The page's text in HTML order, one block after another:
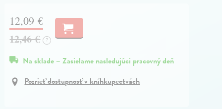
12,09 €
12,46 € ?
Na sklade – Zasielame nasledujúci pracovný deň
Pozrieť dostupnosť v kníhkupectvách